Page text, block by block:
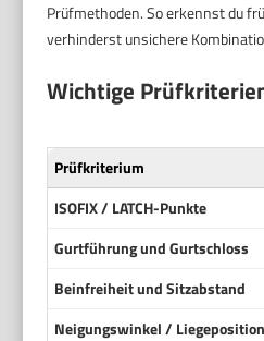
Prüfmethoden. So erkennst du
verhinderst unsichere
Wichtige
Prüfkriterium
ISOFIX / LATCH-Punkte
Gurtführung und Gurtschloss
Beinfreiheit und Sitzabstand
Neigungswinkel / Liegeposition